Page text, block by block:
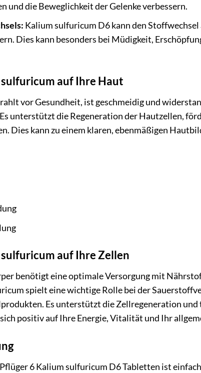
und die Beweglichkeit der Gelenke verbessern.
Kalium sulfuricum D6 kann den
Dies kann besonders bei Müdigkeit,
auf Ihre Haut
vor Gesundheit, ist geschmeidig und
unterstützt die Regeneration der Hautzellen,
Dies kann zu einem klaren, ebenmäßigen
auf Ihre Zellen
benötigt eine optimale Versorgung mit
spielt eine wichtige Rolle bei der
Es unterstützt die Zellregeneration und
positiv auf Ihre Energie, Vitalität und Ihr
6 Kalium sulfuricum D6 Tabletten ist